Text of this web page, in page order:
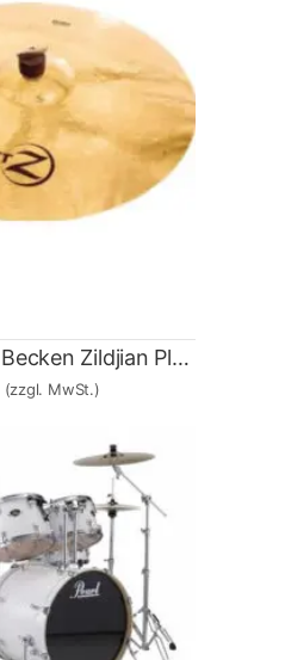
Pearl 20 Ride Becken Zildjian Planet Z
(zzgl. MwSt.)